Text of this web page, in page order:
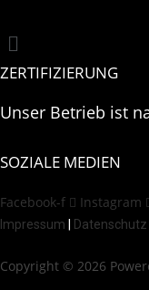
ZERTIFIZIERUNG
Unser Betrieb ist
SOZIALE MEDIEN
Facebook-f Instagram
Impressum Datenschutz
Copyright © 2026